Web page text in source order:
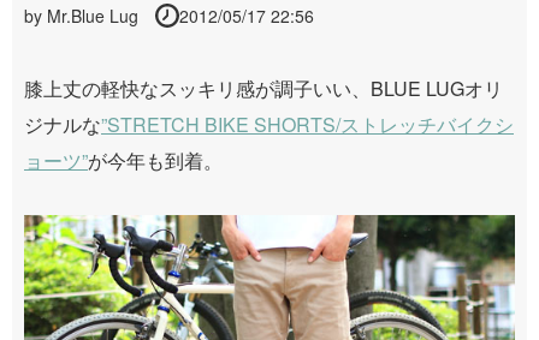
by Mr.Blue Lug 2012/05/17 22:56
膝上丈の軽快なスッキリ感が調子いい、BLUE LUGオリ
ジナルな”STRETCH BIKE SHORTS/ストレッチバイクシ
ョーツ”が今年も到着。